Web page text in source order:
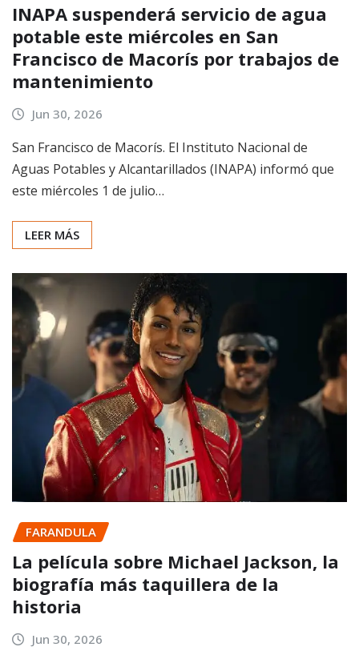
INAPA suspenderá servicio de agua
potable este miércoles en San
Francisco de Macorís por trabajos de
mantenimiento
Jun 30, 2026
San Francisco de Macorís. El Instituto Nacional de
Aguas Potables y Alcantarillados (INAPA) informó que
este miércoles 1 de julio…
LEER MÁS
FARANDULA
La película sobre Michael Jackson, la
biografía más taquillera de la
historia
Jun 30, 2026